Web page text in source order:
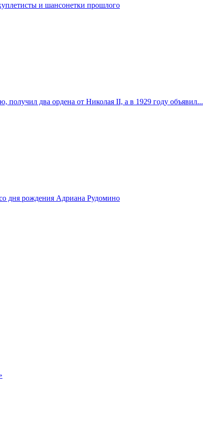
и шансонетки прошлого
получил два ордена от Николая II, а в 1929 году объявил...
дня рождения Адриана Рудомино